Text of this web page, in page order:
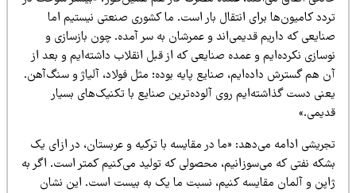
کامیون‌ها برای انتقال بار است. ما کشوری صنعتی نیستیم اما
که داریم قدیمی‌اند و عمرشان به سر آمده. چون بازسازی و
نکرده‌ایم و عمده صنایعی که از قبل انقلاب داشته‌ایم و بعد از
هم گسترش داده‌ایم، صنایع پایه بوده؛ مثل فولاد، آلیاژ و سنگ‌آهن.
دست گذاشته‌ایم روی آلوده‌ترین صنایع با تکنیک‌های بسیار
ادامه می‌دهد:‌ «ما در مقایسه با ترکیه و عربستان، در ازای یک
نفتی که می‌سوزانیم، محصولی که تولید می‌کنیم کمتر است. اگر به
و آلمان مقایسه کنیم، نسبت ‌ما یک به بیست است. این نشان